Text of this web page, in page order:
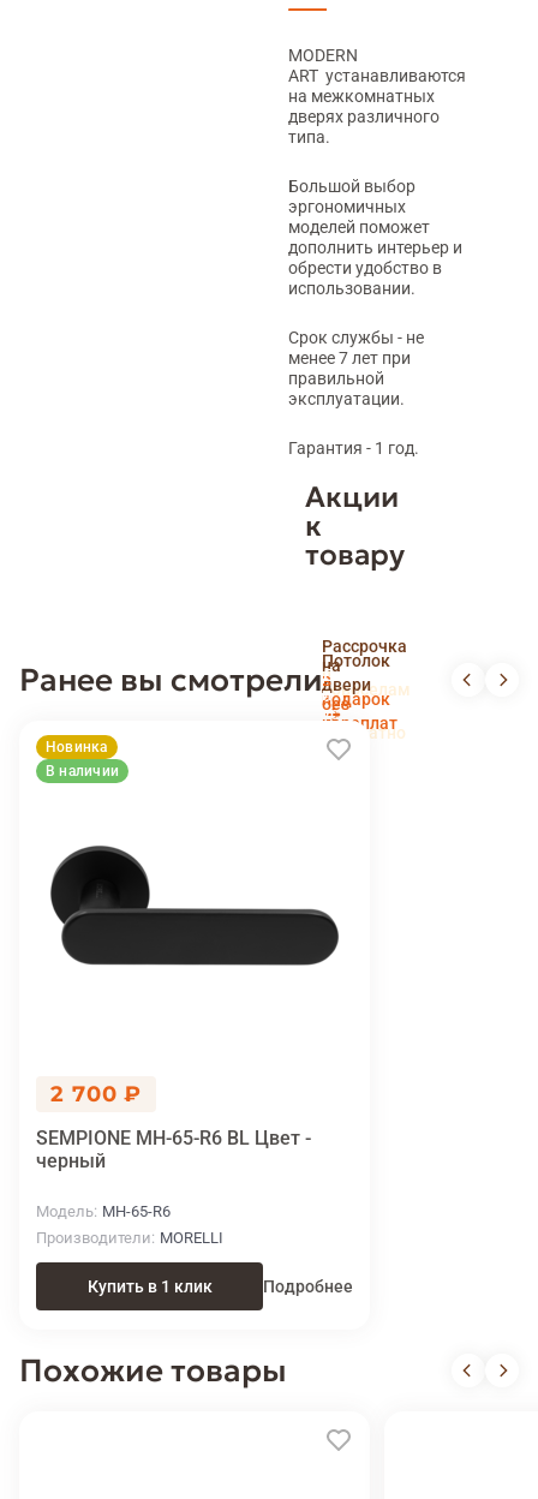
MODERN
ART устанавливаются
на межкомнатных
дверях различного
типа.
Большой выбор
эргономичных
моделей поможет
дополнить интерьер и
обрести удобство в
использовании.
Срок службы - не
менее 7 лет при
правильной
эксплуатации.
Гарантия - 1 год.
Акции
к
товару
пенсионерам
и
новоселам
Рассрочка
на
двери
без
переплат
Потолок
в
подарок
Доставка
и
установка
беслпатно
Ранее вы смотрели
Новинка
В наличии
2 700 ₽
SEMPIONE MH-65-R6 BL Цвет -
черный
Модель MH-65-R6
Производители MORELLI
Купить в 1 клик Подробнее
Похожие товары